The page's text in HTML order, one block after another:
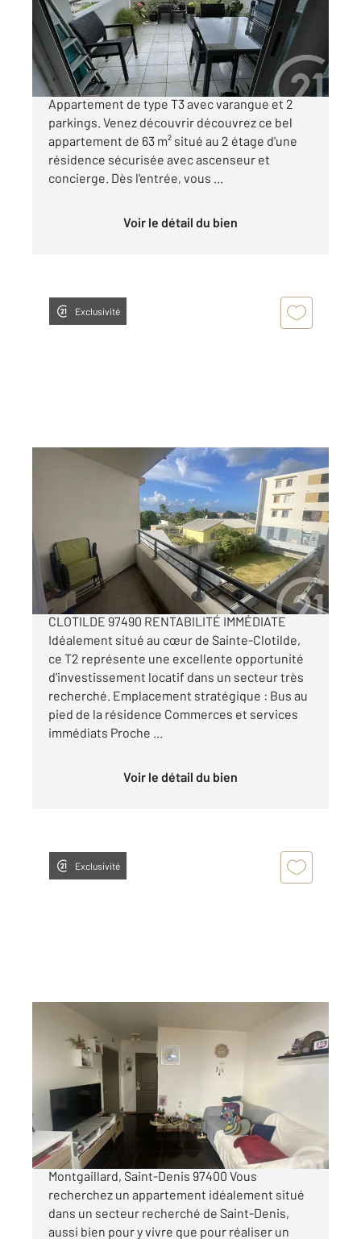
Appartement F3 à vendre
190 700 €
Saint François - Proximité de la Providence
Appartement de type T3 avec varangue et 2
parkings. Venez découvrir découvrez ce bel
appartement de 63 m² situé au 2 étage d'une
résidence sécurisée avec ascenseur et
concierge. Dès l'entrée, vous ...
Voir le détail du bien
Exclusivité
ST DENIS 974
Appartement F2 à vendre
93 500 €
T2 INVESTISSEMENT LOCATIF SAINTE-
CLOTILDE 97490 RENTABILITÉ IMMÉDIATE
Idéalement situé au cœur de Sainte-Clotilde,
ce T2 représente une excellente opportunité
d'investissement locatif dans un secteur très
recherché. Emplacement stratégique : Bus au
pied de la résidence Commerces et services
immédiats Proche ...
Voir le détail du bien
Exclusivité
48,50 m2, 2 pièces
Ref : 14837
Appartement F2 à vendre
128 000 €
À VENDRE Appartement 48,5 m² habitable
Montgaillard, Saint-Denis 97400 Vous
recherchez un appartement idéalement situé
dans un secteur recherché de Saint-Denis,
aussi bien pour y vivre que pour réaliser un